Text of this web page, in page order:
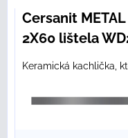
Cersanit METAL
2X60 lištela
Keramická kachlička,